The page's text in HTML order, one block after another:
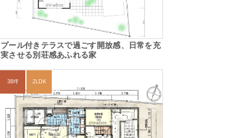
プール付きテラスで過ごす開放感、日常を充
実させる別荘感あふれる家
38坪 2LDK